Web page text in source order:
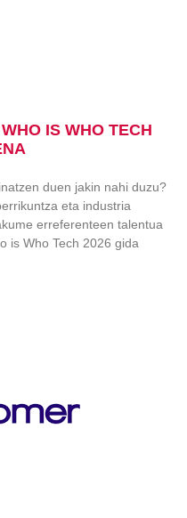
IS WHO TECH
duen jakin nahi duzu?
eta industria
erreferenteen talentua
is Who Tech 2026 gida